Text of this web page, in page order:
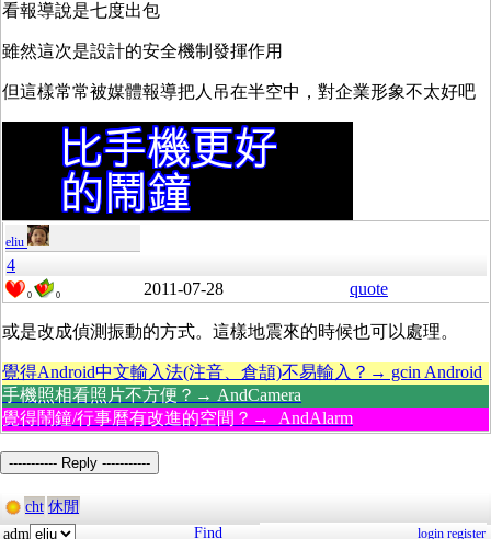
看報導說是七度出包
雖然這次是設計的安全機制發揮作用
但這樣常常被媒體報導把人吊在半空中，對企業形象不太好吧
eliu
4
0 0 2011-07-28 quote
或是改成偵測振動的方式。這樣地震來的時候也可以處理。
覺得Android中文輸入法(注音、倉頡)不易輸入？→ gcin Android
手機照相看照片不方便？→ AndCamera
覺得鬧鐘/行事曆有改進的空間？→ AndAlarm
----------- Reply -----------
cht 休閒
adm
Find login register